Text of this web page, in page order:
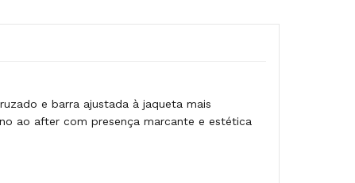
e barra ajustada à jaqueta mais
ao after com presença marcante e estética